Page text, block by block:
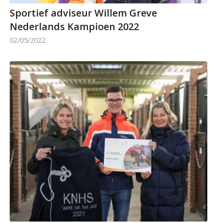
Sportief adviseur Willem Greve
Nederlands Kampioen 2022
02/05/2022